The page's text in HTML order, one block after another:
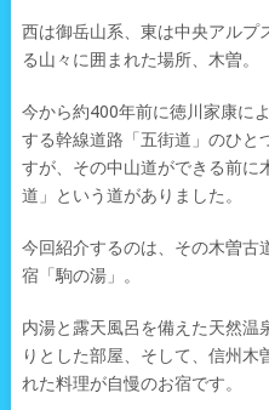
西は御岳山系、東は中央アルプ
る山々に囲まれた場所、木曽。
今から約400年前に徳川家康に
する幹線道路「五街道」のひと
すが、その中山道ができる前に
道」という道がありました。
今回紹介するのは、その木曽古
宿「駒の湯」。
内湯と露天風呂を備えた天然温
りとした部屋、そして、信州木
れた料理が自慢のお宿です。